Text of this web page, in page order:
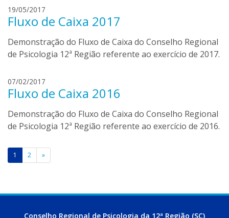
b
o
r
o
19/05/2017
a
i
e
b
o
r
o
Fluxo de Caixa 2017
Demonstração do Fluxo de Caixa do Conselho Regional
de Psicologia 12ª Região referente ao exercício de 2017.
07/02/2017
i
i
a
e
w
n
Fluxo de Caixa 2016
Demonstração do Fluxo de Caixa do Conselho Regional
de Psicologia 12ª Região referente ao exercício de 2016.
Paginação
posts
1 2 »
Conselho Regional de Psicologia da 12ª Região (SC)